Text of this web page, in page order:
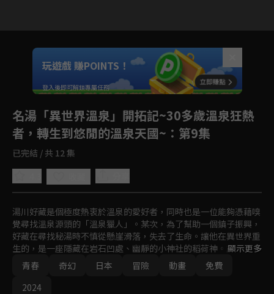
Unmute
如有不便請見諒
玩遊戲 賺POINTS！
登入後即可解鎖專屬任務
名湯「異世界溫泉」開拓記~30多歲溫泉狂熱
者，轉生到悠閒的溫泉天國~ ：第9集
已完結 / 共 12 集
湯川好藏是個極度熱衷於溫泉的愛好者，同時也是一位能夠憑藉嗅
覺尋找溫泉源頭的「溫泉獵人」。某次，為了幫助一個鎮子振興，
好藏在尋找秘湯時不慎從懸崖滑落，失去了生命。讓他在異世界重
生的，是一座隱藏在岩石凹處、幽靜的小神社的稻荷神。於是，好
藏與稻荷神的使者姬・繭玉小姐一同來到了異世界。
好藏立刻被他的溫泉獵人本能所驅使，與繭玉小姐一起在他們發現
的溫泉中共浴。正在這時，一位精靈少女出現了。
顯示更多
青春
奇幻 日本 冒險 動畫
免費
2024